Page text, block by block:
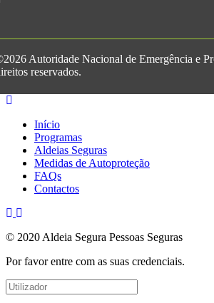
Autoridade Nacional de Emergência e
reservados.
Início
Programas
Aldeias Seguras
Medidas de Autoproteção
FAQs
Contactos
© 2020 Aldeia Segura Pessoas Seguras
Por favor entre com as suas credenciais.